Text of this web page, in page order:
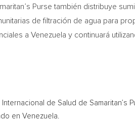
Purse también distribuye
de filtración de agua para
a Venezuela y continuará
de Salud de Samaritan’s
en Venezuela.